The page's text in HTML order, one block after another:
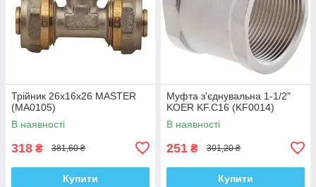
Трійник 26x16x26 MASTER
(MA0105)
В наявності
318 ₴ 381,60 ₴
Купити
Муфта з'єднувальна 1-1/2"
KOER KF.C16 (KF0014)
В наявності
251 ₴ 301,20 ₴
Купити